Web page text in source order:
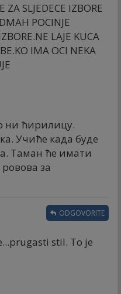
ZA SLJEDECE IZBORE
POCINJE
LAJE KUCA
IMA OCI NEKA
ни ћирилицу.
Учиће када буде
Таман ће имати
за
stil. To je
ODGOVORITE